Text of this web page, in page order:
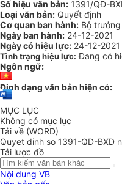
Số hiệu văn bản: 1391/QĐ-
Loại văn bản: Quyết định
Cơ quan ban hành: Bộ
Ngày ban hành: 24-12-2021
Ngày có hiệu lực: 24-12-2021
Tình trạng hiệu lực: Đang có
Ngôn ngữ:
Định dạng văn bản hiện có:
MỤC LỤC
Không có mục lục
Tải về (WORD)
Quyet dinh so 1391-QD-BXD
Tải lược đồ
Nội dung VB